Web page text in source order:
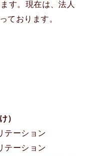
す。現在は、法人
ております。
）
テーション
テーション